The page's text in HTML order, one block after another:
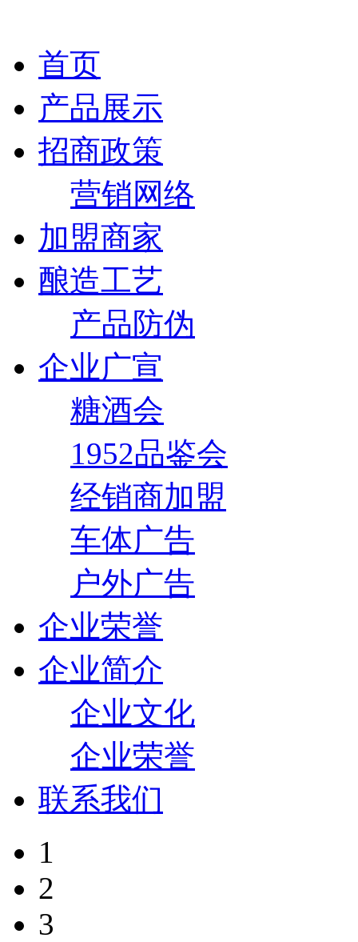
首页
产品展示
招商政策
营销网络
加盟商家
酿造工艺
产品防伪
企业广宣
糖酒会
1952品鉴会
经销商加盟
车体广告
户外广告
企业荣誉
企业简介
企业文化
企业荣誉
联系我们
1
2
3